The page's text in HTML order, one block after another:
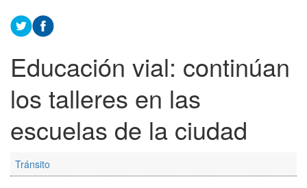
Educación vial: continúan
los talleres en las
escuelas de la ciudad
Tránsito